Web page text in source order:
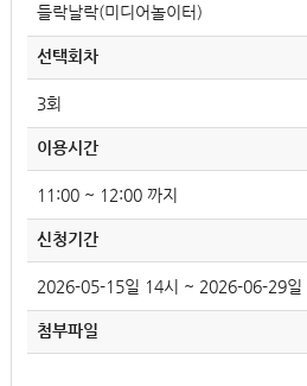
들락날락(미디어놀이터)
선택회차
3회
이용시간
11:00 ~ 12:00 까지
신청기간
2026-05-15일 14시 ~ 2026-06-29일
첨부파일